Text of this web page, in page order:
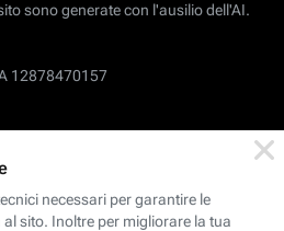
sono generate con l'ausilio dell'AI.
12878470157